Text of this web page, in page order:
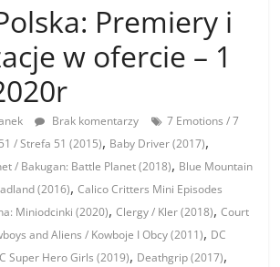
Premiery i
w ofercie – 1
Brak komentarzy
7 Emotions / 7
/ Strefa 51 (2015), Baby Driver (2017),
/ Bakugan: Battle Planet (2018), Blue Mountain
(2016),Calico Critters Mini Episodes
Miniodcinki (2020),Clergy / Kler (2018),Court
and Aliens / Kowboje I Obcy (2011), DC
Super Hero Girls (2019), Deathgrip (2017),